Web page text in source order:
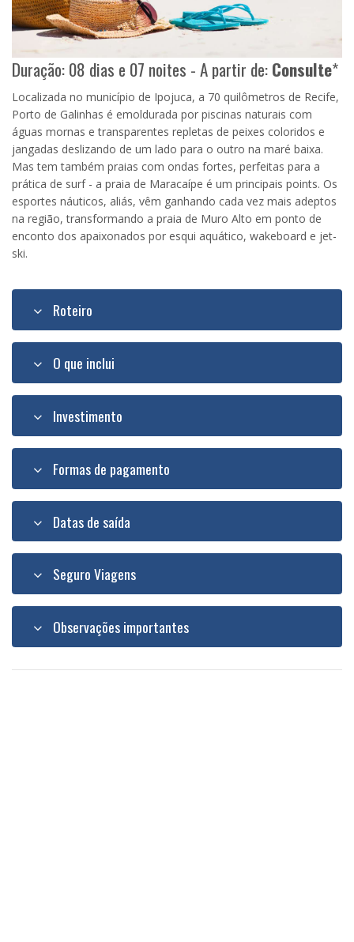
Duração: 08 dias e 07 noites - A partir de:Consulte*
Localizada no município de Ipojuca, a 70 quilômetros de Recife,
Porto de Galinhas é emoldurada por piscinas naturais com
águas mornas e transparentes repletas de peixes coloridos e
jangadas deslizando de um lado para o outro na maré baixa.
Mas tem também praias com ondas fortes, perfeitas para a
prática de surf - a praia de Maracaípe é um principais points. Os
esportes náuticos, aliás, vêm ganhando cada vez mais adeptos
na região, transformando a praia de Muro Alto em ponto de
enconto dos apaixonados por esqui aquático, wakeboard e jet-
ski.
Roteiro
O que inclui
Investimento
Formas de pagamento
Datas de saída
Seguro Viagens
Observações importantes